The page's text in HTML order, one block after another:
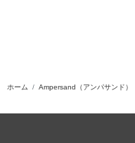
ホーム Ampersand（アンパサンド）